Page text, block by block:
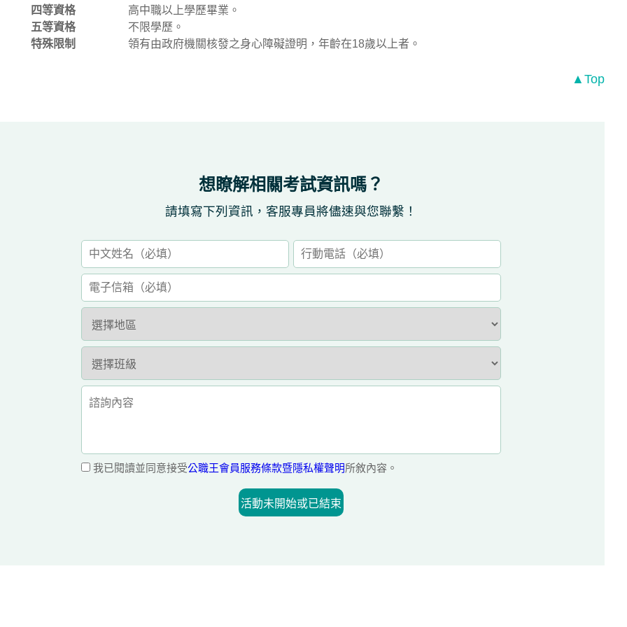
四等資格
高中職以上學歷畢業。
五等資格
不限學歷。
特殊限制
領有由政府機關核發之身心障礙證明，年齡在18歲以上者。
▲Top
想瞭解相關考試資訊嗎？
請填寫下列資訊，客服專員將儘速與您聯繫！
我已閱讀並同意接受公職王會員服務條款暨隱私權聲明所敘內容。
活動未開始或已結束